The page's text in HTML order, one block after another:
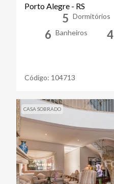
Porto Alegre - RS
5 Dormitórios
6 Banheiros 4
Código: 104713
CASA SOBRADO